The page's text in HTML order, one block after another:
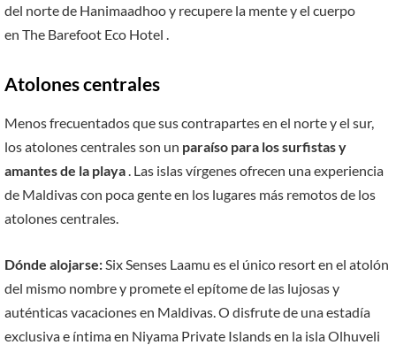
del norte de Hanimaadhoo y recupere la mente y el cuerpo
en The Barefoot Eco Hotel .
Atolones centrales
Menos frecuentados que sus contrapartes en el norte y el sur,
los atolones centrales son un paraíso para los surfistas y
amantes de la playa. Las islas vírgenes ofrecen una experiencia
de Maldivas con poca gente en los lugares más remotos de los
atolones centrales.
Dónde alojarse: Six Senses Laamu es el único resort en el atolón
del mismo nombre y promete el epítome de las lujosas y
auténticas vacaciones en Maldivas. O disfrute de una estadía
exclusiva e íntima en Niyama Private Islands en la isla Olhuveli